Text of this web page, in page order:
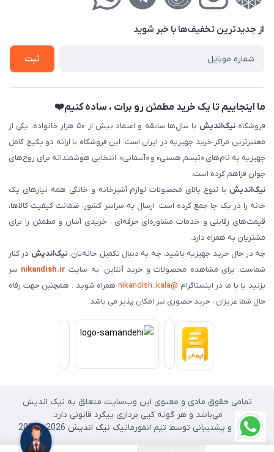
حریم خصوصی
فروش‌اقساطی
از جدید‌ترین تخفیف‌ها با‌ خبر شوید
ثبت
ما اینجاییم تا یک خرید مطمئن رو برات ، ساده کنیم❤️
فروشگاهنیک‌اندیش
با سال‌ها سابقه و اعتماد بیش از ۵۰ هزار خانواده، یکی از
معتبرترین مراکز خرید جهیزیه در ایران است. این فروشگاه با ارائه دو پکیج کامل
جهیزیه به نام‌های «تبسم هستی» و «آسمانی»، انتخابی هوشمندانه برای زوج‌های
جوان فراهم کرده است.
نیک‌اندیش با تنوع بالای محصولات لوازم آشپزخانه و خانگی همه نیازهای یک
خانه را در یک جا جمع کرده است. ارسال به سراسر کشور، ضمانت کیفیت کالاها،
قیمت‌های رقابتی و خدمات مشاوره‌ای حرفه‌ای ، خریدی آسان و مطمئن را برای
مشتریان به همراه دارد.
چه در حال خرید جهیزیه باشید، چه به دنبال تکمیل خانه‌تان،نیک‌اندیش در کنار
شماست. برای مشاهده محصولات و خرید آنلاین، به سایت nikandish.ir سر
بزنید یا با ما در اینستاگرام @nikandish_kala
همراه شوید . همچنین جهت رفاه
حال شما عزیزان ، خرید حضوری نیز امکان پذیر می باشد.
تمامی حقوق مادی و معنوی این وب‌سایت متعلق به نیک اندیش
می‌باشد و هر گونه کپی برداری پیگرد قانونی دارد.
طراحی و پشتیبانی توسط تیم انفورماتیک نیک اندیش 2026 - 2025